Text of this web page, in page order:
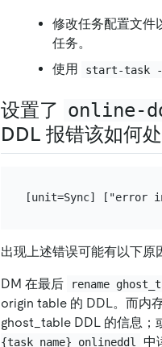
修改任务配置文件
任务。
使用
start-task
设置了 online-
DDL 报错该如何
出现上述错误可能有以下原
DM 在最后 rename
origin table 的 DDL。而内
ghost_table DDL 的信息；
{task_name}_onlineddl
中